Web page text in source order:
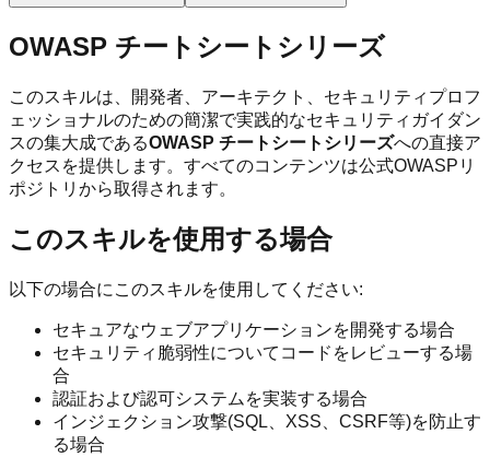
OWASP チートシートシリーズ
このスキルは、開発者、アーキテクト、セキュリティプロフ
ェッショナルのための簡潔で実践的なセキュリティガイダン
スの集大成であるOWASP チートシートシリーズへの直接ア
クセスを提供します。すべてのコンテンツは公式OWASPリ
ポジトリから取得されます。
このスキルを使用する場合
以下の場合にこのスキルを使用してください:
セキュアなウェブアプリケーションを開発する場合
セキュリティ脆弱性についてコードをレビューする場
合
認証および認可システムを実装する場合
インジェクション攻撃(SQL、XSS、CSRF等)を防止す
る場合